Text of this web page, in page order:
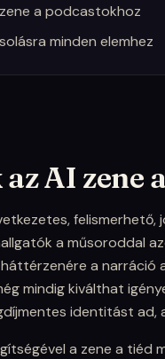
a podcastokhoz
minden elemhez
AI zene
a műsoroddal
a narráció
mindig kiválthat
identitást ad,
a zene a tiéd